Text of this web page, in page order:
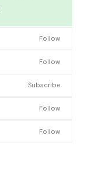
Follow
Follow
Subscribe
Follow
Follow